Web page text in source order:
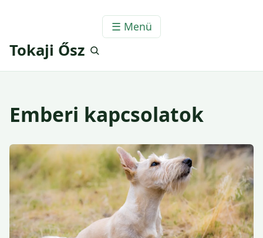
☰ Menü
Tokaji Ősz
Emberi kapcsolatok